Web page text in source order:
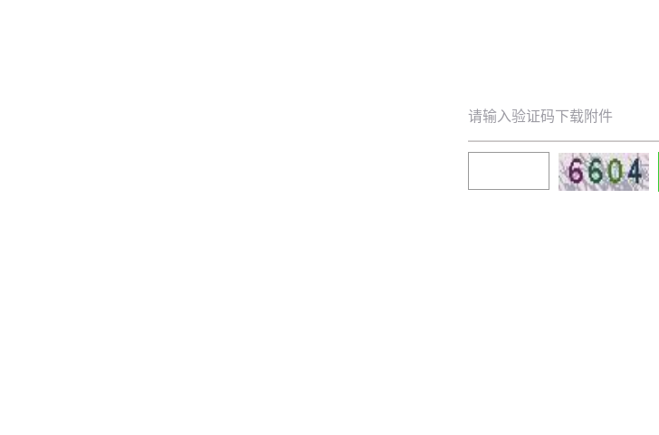
请输入验证码下载附件